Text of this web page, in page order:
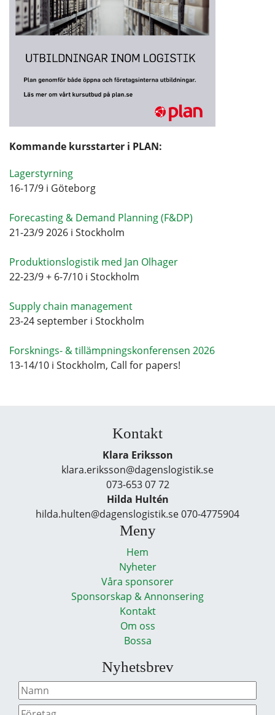
Kommande kursstarter i PLAN:
Lagerstyrning
16-17/9 i Göteborg
Forecasting & Demand Planning (F&DP)
21-23/9 2026 i Stockholm
Produktionslogistik med Jan Olhager
22-23/9 + 6-7/10 i Stockholm
Supply chain management
23-24 september i Stockholm
Forsknings- & tillämpningskonferensen 2026
13-14/10 i Stockholm, Call for papers!
Kontakt
Klara Eriksson
klara.eriksson@dagenslogistik.se
073-653 07 72
Hilda Hultén
hilda.hulten@dagenslogistik.se 070-4775904
Meny
Hem
Nyheter
Våra sponsorer
Sponsorskap & Annonsering
Kontakt
Om oss
Bossa
Nyhetsbrev